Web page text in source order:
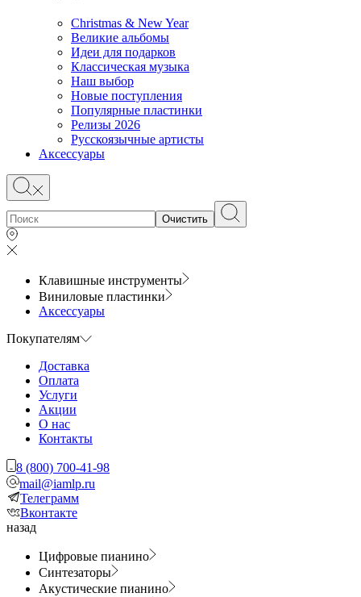
Christmas & New Year
Великие альбомы
Идеи для подарков
Классическая музыка
Наш выбор
Новые поступления
Популярные пластинки
Релизы 2026
Русскоязычные артисты
Аксессуары
Очистить
Клавишные инструменты
Виниловые пластинки
Аксессуары
Покупателям
Доставка
Оплата
Услуги
Акции
О нас
Контакты
8 (800) 700-41-98
mail@iamlp.ru
Телеграмм
Вконтакте
назад
Цифровые пианино
Синтезаторы
Акустические пианино